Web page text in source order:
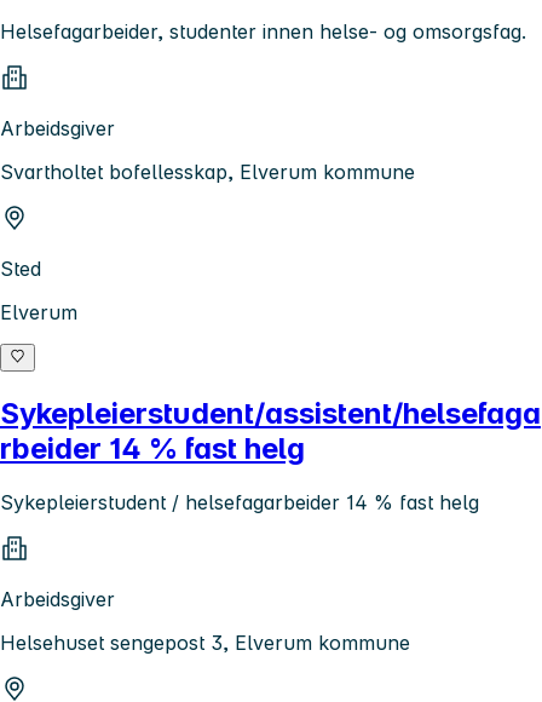
Helsefagarbeider, studenter innen helse- og omsorgsfag.
Arbeidsgiver
Svartholtet bofellesskap, Elverum kommune
Sted
Elverum
Sykepleierstudent/assistent/helsefaga
rbeider 14 % fast helg
Sykepleierstudent / helsefagarbeider 14 % fast helg
Arbeidsgiver
Helsehuset sengepost 3, Elverum kommune